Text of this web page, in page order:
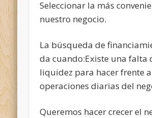
Seleccionar la más
nuestro negocio.
La búsqueda de
da cuando:Existe una falta
liquidez para hacer frente
operaciones diarias del
Queremos hacer crecer el